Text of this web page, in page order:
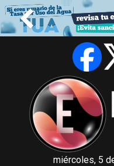
miércoles, 5